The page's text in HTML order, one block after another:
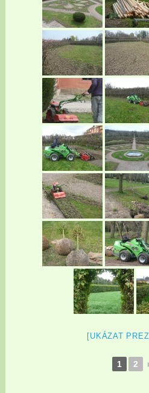
[UKÁZAT
1 2